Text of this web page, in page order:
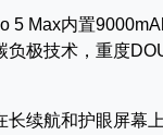
Max内置
负极技术，重度
续航和护眼屏幕上